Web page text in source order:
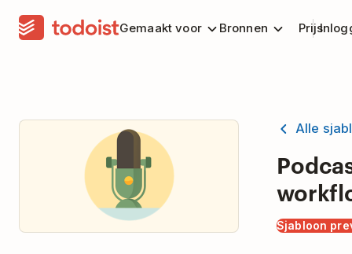
Gemaakt voor Bronnen Prijs
Alle
Sjabloon